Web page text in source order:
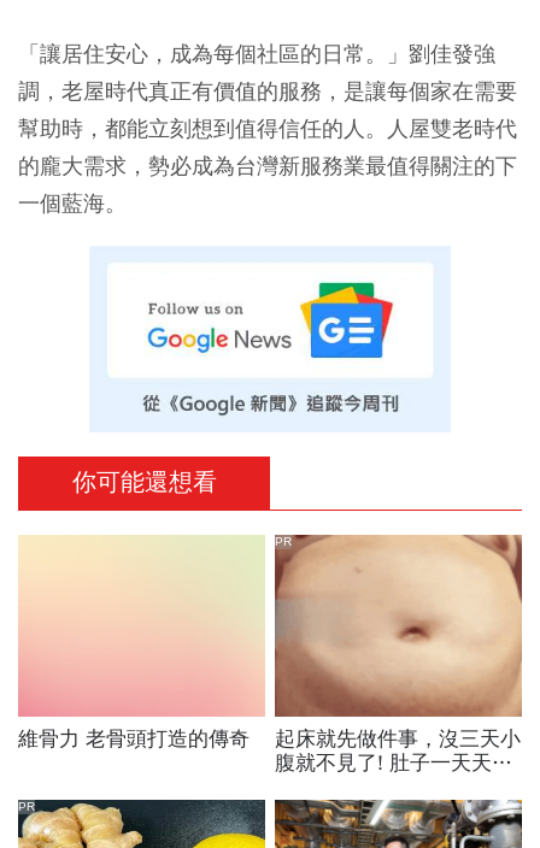
「讓居住安心，成為每個社區的日常。」劉佳發強
調，老屋時代真正有價值的服務，是讓每個家在需要
幫助時，都能立刻想到值得信任的人。人屋雙老時代
的龐大需求，勢必成為台灣新服務業最值得關注的下
一個藍海。
你可能還想看
維骨力 老骨頭打造的傳奇
起床就先做件事，沒三天小
腹就不見了! 肚子一天天變
PR
PR